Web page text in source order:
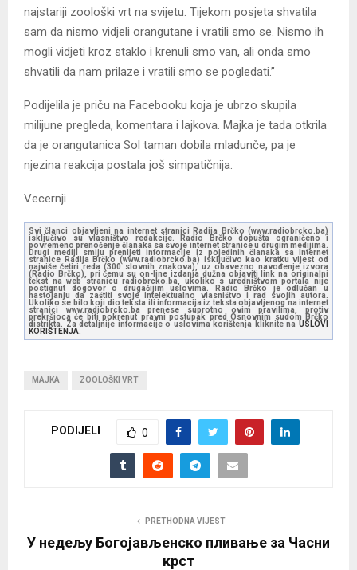
najstariji zoološki vrt na svijetu. Tijekom posjeta shvatila
sam da nismo vidjeli orangutane i vratili smo se. Nismo ih
mogli vidjeti kroz staklo i krenuli smo van, ali onda smo
shvatili da nam prilaze i vratili smo se pogledati.”
Podijelila je priču na Facebooku koja je ubrzo skupila
milijune pregleda, komentara i lajkova. Majka je tada otkrila
da je orangutanica Sol taman dobila mladunče, pa je
njezina reakcija postala još simpatičnija.
Vecernji
Svi članci objavljeni na internet stranici Radija Brčko (www.radiobrcko.ba)
isključivo su vlasništvo redakcije. Radio Brčko dopušta ograničeno i
povremeno prenošenje članaka sa svoje internet stranice u drugim medijima.
Drugi mediji smiju prenijeti informacije iz pojedinih članaka sa Internet
stranice Radija Brčko (www.radiobrcko.ba) isključivo kao kratku vijest od
najviše četiri reda (300 slovnih znakova), uz obavezno navođenje izvora
(Radio Brčko), pri čemu su on-line izdanja dužna objaviti link na originalni
tekst na web stranicu radiobrcko.ba, ukoliko s uredništvom portala nije
postignut dogovor o drugačijim uslovima. Radio Brčko je odlučan u
nastojanju da zaštiti svoje intelektualno vlasništvo i rad svojih autora.
Ukoliko se bilo koji dio teksta ili informacija iz teksta objavljenog na internet
stranici www.radiobrcko.ba prenese suprotno ovim pravilima, protiv
prekršioca će biti pokrenut pravni postupak pred Osnovnim sudom Brčko
distrikta. Za detaljnije informacije o uslovima korištenja kliknite na USLOVI
KORIŠTENJA.
MAJKA ZOOLOŠKI VRT
PODIJELI 0
PRETHODNA VIJEST
У недељу Богојављенско пливање за Часни
крст